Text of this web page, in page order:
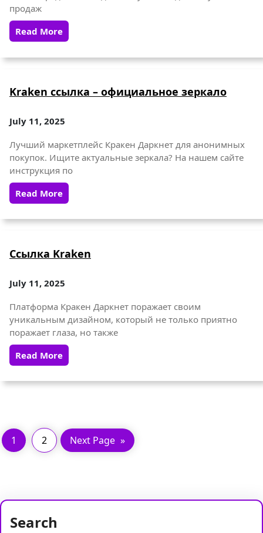
продаж
Read More
Kraken ссылка – официальное зеркало
July 11, 2025
Лучший маркетплейс Кракен Даркнет для анонимных
покупок. Ищите актуальные зеркала? На нашем сайте
инструкция по
Read More
Ссылка Kraken
July 11, 2025
Платформа Кракен Даркнет поражает своим
уникальным дизайном, который не только приятно
поражает глаза, но также
Read More
1 2 Next Page »
Search